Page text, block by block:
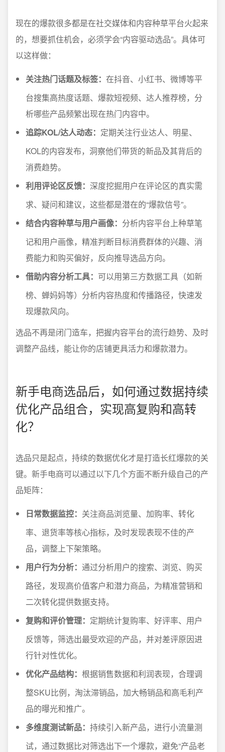
现在的爆款很多都是在社交媒体和内容种草平台火起来
的，想要抓住机会，必须学会“内容驱动选品”。具体可
以这样做：
关注热门话题及标签： 在抖音、小红书、微博等平
台搜集高热度话题、爆款短视频、达人推荐榜，分
析哪些产品频繁出现在热门内容中。
追踪KOL/达人动态： 定期关注行业达人、明星、
KOL的内容发布，洞察他们带货的新品及其背后的
消费趋势。
利用评论区反馈： 深度挖掘用户在评论区的真实需
求、疑问和建议，这些都是潜在的“爆款信号”。
结合内容种草与用户画像： 分析内容平台上种草笔
记和用户画像，精准判断目标消费群体的兴趣、消
费能力和购买偏好，反向推导选品方向。
借助内容分析工具： 可以用第三方数据工具（如新
榜、蝉妈妈等）分析内容热度和传播路径，快速发
现爆款风向。
选品不再是闭门造车，把握内容平台的流行趋势、及时
调整产品线，能让你的店铺更具活力和爆款潜力。
新手电商选品后，如何通过数据持续
优化产品组合，实现高复购和高转
化？
选品只是起点，持续的数据优化才是打造长红爆款的关
键。新手电商可以通过以下几个方面不断升级自己的产
品矩阵：
日常数据监控： 关注商品浏览量、加购率、转化
率、退货率等核心指标，及时发现表现不佳的产
品，调整上下架策略。
用户行为分析： 通过分析用户的搜索、浏览、购买
路径，发现高价值客户和潜力商品，为精准营销和
二次转化提供数据支持。
复购和评价管理： 定期统计复购率、好评率、用户
反馈等，筛选出最受欢迎的产品，并对差评原因进
行针对性优化。
优化产品结构： 根据销售数据和利润表现，合理调
整SKU比例，淘汰滞销品，加大畅销品和高毛利产
品的曝光和推广。
多维度测试新品： 持续引入新产品，进行小流量测
试，通过数据比对筛选出下一个爆款，避免“产品老